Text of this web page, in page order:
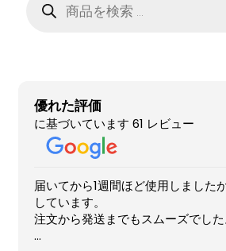
優れた評価
に基づいています 61 レビュー
届いてから1週間ほど使用しました
しています。
注文から発送までもスムーズでした